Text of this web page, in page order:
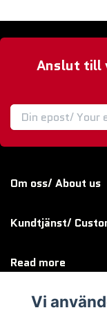
Anslut till
Om oss/ About us
Kundtjänst/
Read more
Sociala medier
Vi